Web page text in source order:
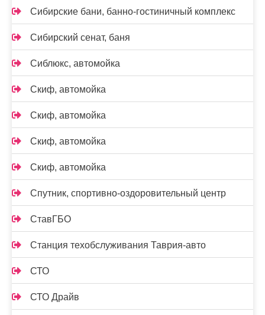
Сибирские бани, банно-гостиничный комплекс
Сибирский сенат, баня
Сиблюкс, автомойка
Скиф, автомойка
Скиф, автомойка
Скиф, автомойка
Скиф, автомойка
Спутник, спортивно-оздоровительный центр
СтавГБО
Станция техобслуживания Таврия-авто
СТО
СТО Драйв